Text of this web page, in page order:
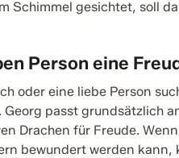
Schimmel gesichtet, soll
Person eine
oder eine liebe Person
passt grundsätzlich
Drachen für Freude.
bewundert werden